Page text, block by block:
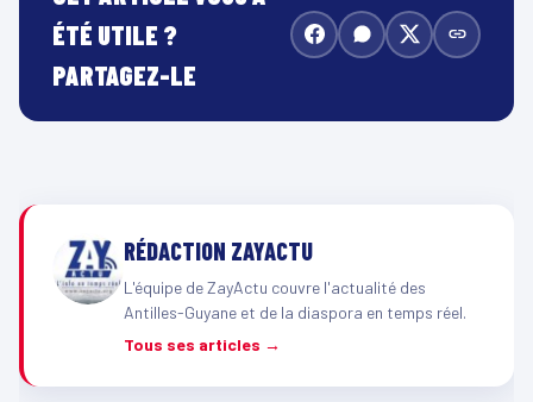
ÉTÉ UTILE ?
PARTAGEZ-LE
RÉDACTION ZAYACTU
L'équipe de ZayActu couvre l'actualité des
Antilles-Guyane et de la diaspora en temps réel.
Tous ses articles →